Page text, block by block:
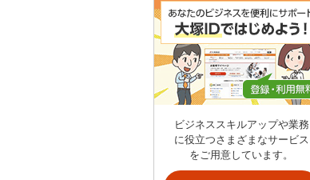
ビジネススキルアップや業務
に役立つさまざまなサービス
をご用意しています。